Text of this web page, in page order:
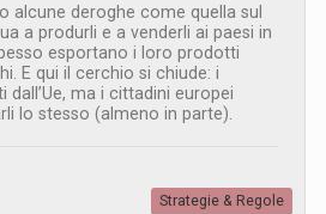
alcune deroghe come quella sul
a produrli e a venderli ai paesi in
esportano i loro prodotti
E qui il cerchio si chiude: i
dall’Ue, ma i cittadini europei
lo stesso (almeno in parte).
Strategie & Regole